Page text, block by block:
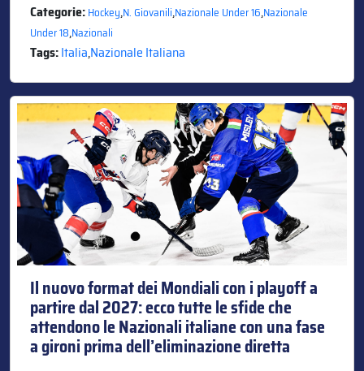
Categorie:Hockey,N. Giovanili,Nazionale Under 16,Nazionale
Under 18,Nazionali
Tags:Italia,Nazionale Italiana
Il nuovo format dei Mondiali con i playoff a
partire dal 2027: ecco tutte le sfide che
attendono le Nazionali italiane con una fase
a gironi prima dell’eliminazione diretta